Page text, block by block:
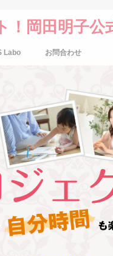
！岡田明子公
Labo お問合わせ